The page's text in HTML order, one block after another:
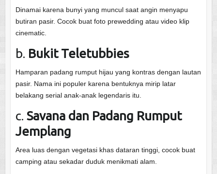
Dinamai karena bunyi yang muncul saat angin menyapu
butiran pasir. Cocok buat foto prewedding atau video klip
cinematic.
b. Bukit Teletubbies
Hamparan padang rumput hijau yang kontras dengan lautan
pasir. Nama ini populer karena bentuknya mirip latar
belakang serial anak-anak legendaris itu.
c. Savana dan Padang Rumput
Jemplang
Area luas dengan vegetasi khas dataran tinggi, cocok buat
camping atau sekadar duduk menikmati alam.